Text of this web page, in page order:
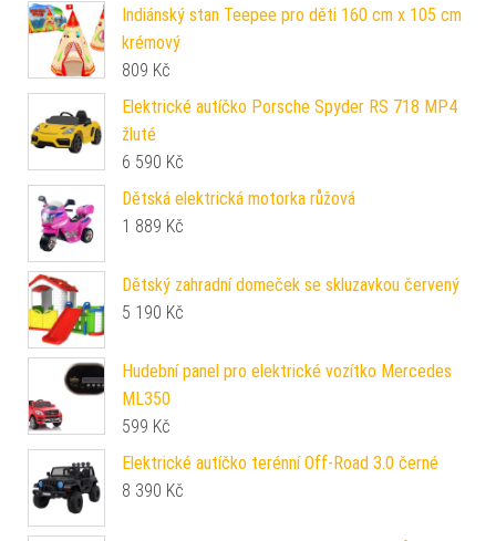
Indiánský stan Teepee pro děti 160 cm x 105 cm
krémový
809 Kč
Elektrické autíčko Porsche Spyder RS 718 MP4
žluté
6 590 Kč
Dětská elektrická motorka růžová
1 889 Kč
Dětský zahradní domeček se skluzavkou červený
5 190 Kč
Hudební panel pro elektrické vozítko Mercedes
ML350
599 Kč
Elektrické autíčko terénní Off-Road 3.0 černé
8 390 Kč